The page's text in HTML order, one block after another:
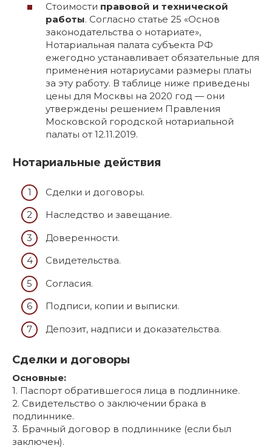
Стоимости правовой и технической
работы. Согласно статье 25 «Основ
законодательства о нотариате»,
Нотариальная палата субъекта РФ
ежегодно устанавливает обязательные для
применения нотариусами размеры платы
за эту работу. В таблице ниже приведены
цены для Москвы на 2020 год — они
утверждены решением Правления
Московской городской нотариальной
палаты от 12.11.2019.
Нотариальные действия
Сделки и договоры.
Наследство и завещание.
Доверенности.
Свидетельства.
Согласия.
Подписи, копии и выписки.
Депозит, надписи и доказательства.
Сделки и договоры
Основные:
1. Паспорт обратившегося лица в подлиннике.
2. Свидетельство о заключении брака в
подлиннике.
3. Брачный договор в подлиннике (если был
заключен).